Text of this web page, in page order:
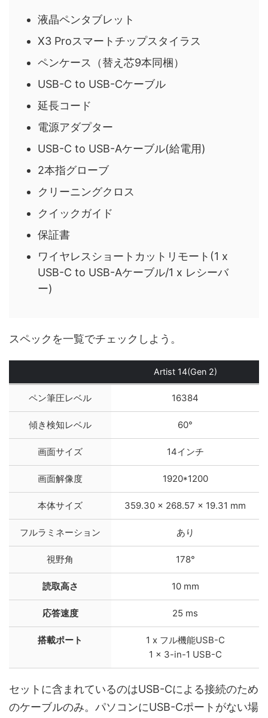
液晶ペンタブレット
X3 Proスマートチップスタイラス
ペンケース（替え芯9本同梱）
USB-C to USB-Cケーブル
延長コード
電源アダプター
USB-C to USB-Aケーブル(給電用)
2本指グローブ
クリーニングクロス
クイックガイド
保証書
ワイヤレスショートカットリモート(1 x
USB-C to USB-Aケーブル/1 x レシーバ
ー)
スペックを一覧でチェックしよう。
Artist 14(Gen 2)
ペン筆圧レベル 16384
傾き検知レベル 60°
画面サイズ 14インチ
画面解像度 1920*1200
本体サイズ 359.30 x 268.57 x 19.31 mm
フルラミネーション あり
視野角 178°
読取高さ 10 mm
応答速度 25 ms
搭載ポート
1 x フル機能USB-C
1 x 3-in-1 USB-C
セットに含まれているのはUSB-Cによる接続のため
のケーブルのみ。パソコンにUSB-Cポートがない場